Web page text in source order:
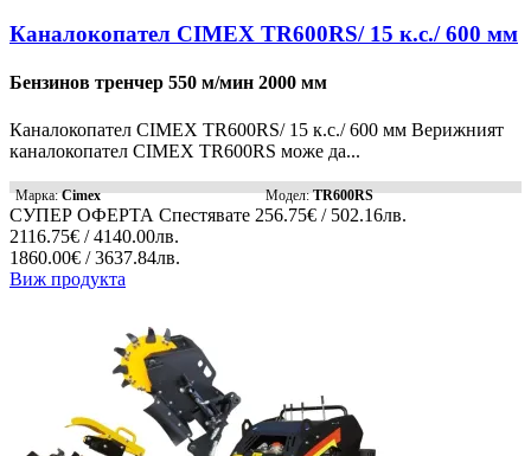
Каналокопател CIMEX TR600RS/ 15 к.с./ 600 мм
Бензинов тренчер 550 м/мин 2000 мм
Каналокопател CIMEX TR600RS/ 15 к.с./ 600 мм Верижният
каналокопател CIMEX TR600RS може да...
Марка:Cimex Модел:TR600RS
СУПЕР ОФЕРТА Спестявате 256.75€ / 502.16лв.
2116.75€ / 4140.00лв.
1860.00€ / 3637.84лв.
Виж продукта